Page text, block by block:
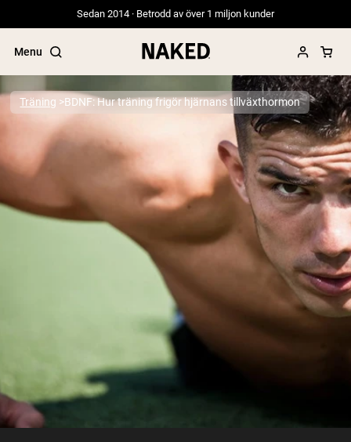
Sedan 2014 · Betrodd av över 1 miljon kunder
Menu
Populära söktermer
”Overnight Oats“
”Vegan protein“
PROTEIN POWDERS
Gräsbetat vassleprotein
Vassleisolat från gräsbetande djur
Getproteinpulver från get
Micellärt kasein
Mass Gainer
Proteinkaffe
Träning BDNF: Hur träning frigör hjärnans tillväxthormon